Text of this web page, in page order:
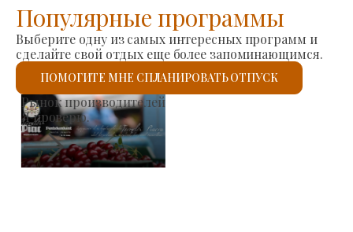
Популярные программы
Выберите одну из самых интересных программ и
сделайте свой отдых еще более запоминающимся.
ПОМОГИТЕ МНЕ СПЛАНИРОВАТЬ ОТПУСК
Римско-католическая церковь Святого Ласло
Я проверю.